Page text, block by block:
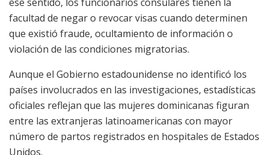
facultad de negar o revocar visas cuando determinen
que existió fraude, ocultamiento de información o
violación de las condiciones migratorias.
Aunque el Gobierno estadounidense no identificó los
países involucrados en las investigaciones, estadísticas
oficiales reflejan que las mujeres dominicanas figuran
entre las extranjeras latinoamericanas con mayor
número de partos registrados en hospitales de Estados
Unidos.